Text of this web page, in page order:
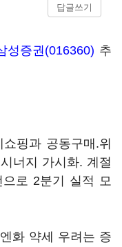
답글쓰기
성증권(016360) 추
핑과 공동구매.위
너지 가시화. 계절
로 2분기 실적 모
화 약세 우려는 증